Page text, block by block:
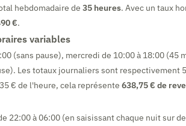
hebdomadaire de 35 heures. Avec un taux
€.
variables
(sans pause), mercredi de 10:00 à 18:00 (45
Les totaux journaliers sont respectivement
€ de l'heure, cela représente 638,75 € de
22:00 à 06:00 (en saisissant chaque nuit sur